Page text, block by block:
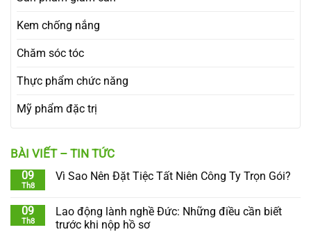
Kem chống nắng
Chăm sóc tóc
Thực phẩm chức năng
Mỹ phẩm đặc trị
BÀI VIẾT – TIN TỨC
09
Th8
Vì Sao Nên Đặt Tiệc Tất Niên Công Ty Trọn Gói?
09
Th8
Lao động lành nghề Đức: Những điều cần biết
trước khi nộp hồ sơ